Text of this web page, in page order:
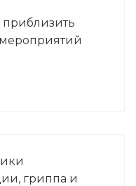
приблизить
гриппа и